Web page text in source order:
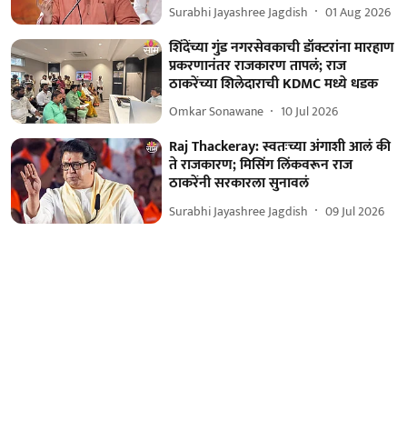
Surabhi Jayashree Jagdish 01 Aug 2026
शिंदेंच्या गुंड नगरसेवकाची डॉक्टरांना मारहाण
प्रकरणानंतर राजकारण तापलं; राज
ठाकरेंच्या शिलेदाराची KDMC मध्ये धडक
Omkar Sonawane 10 Jul 2026
Raj Thackeray: स्वतःच्या अंगाशी आलं की
ते राजकारण; मिसिंग लिंकवरून राज
ठाकरेंनी सरकारला सुनावलं
Surabhi Jayashree Jagdish 09 Jul 2026